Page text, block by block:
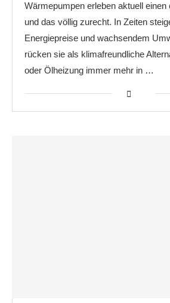
Wärmepumpen erleben aktuell einen
und das völlig zurecht. In Zeiten
Energiepreise und wachsendem
rücken sie als klimafreundliche
oder Ölheizung immer mehr in …